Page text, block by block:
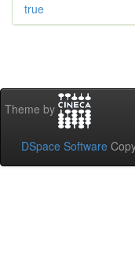
true
Theme by
DSpace Software